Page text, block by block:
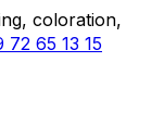
coloration,
72 65 13 15